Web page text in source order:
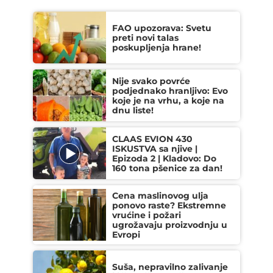
FAO upozorava: Svetu
preti novi talas
poskupljenja hrane!
Nije svako povrće
podjednako hranljivo: Evo
koje je na vrhu, a koje na
dnu liste!
CLAAS EVION 430
ISKUSTVA sa njive |
Epizoda 2 | Kladovo: Do
160 tona pšenice za dan!
Cena maslinovog ulja
ponovo raste? Ekstremne
vrućine i požari
ugrožavaju proizvodnju u
Evropi
Suša, nepravilno zalivanje